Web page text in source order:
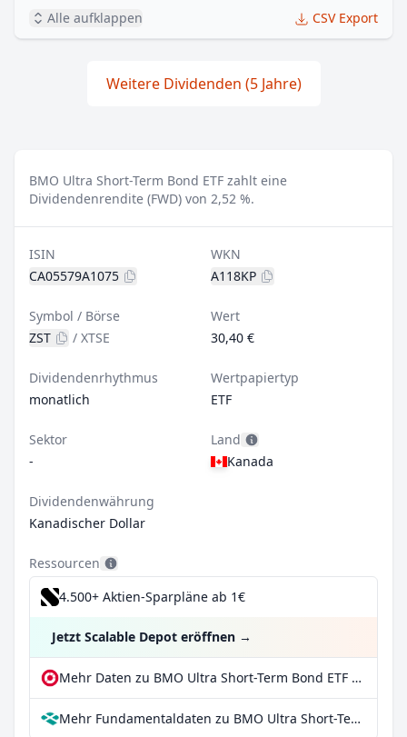
Alle aufklappen CSV Export
Weitere Dividenden (5 Jahre)
BMO Ultra Short-Term Bond ETF zahlt eine
Dividendenrendite (FWD) von 2,52 %.
ISIN
CA05579A1075
WKN
A118KP
Symbol / Börse
ZST
/ XTSE
Wert
30,40 €
Dividendenrhythmus
monatlich
Wertpapiertyp
ETF
Sektor
-
Land
Kanada
Dividendenwährung
Kanadischer Dollar
Ressourcen
4.500+ Aktien-Sparpläne ab 1€
Jetzt Scalable Depot eröffnen →
Mehr Daten zu BMO Ultra Short-Term Bond ETF bei extraETF
Mehr Fundamentaldaten zu BMO Ultra Short-Term Bond ETF bei Parqet